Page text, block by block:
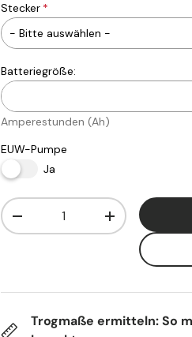
Stecker
Batteriegröße:
Amperestunden (Ah)
EUW-Pumpe
Ja
Anzahl
-
+
Trogmaße ermitteln: So